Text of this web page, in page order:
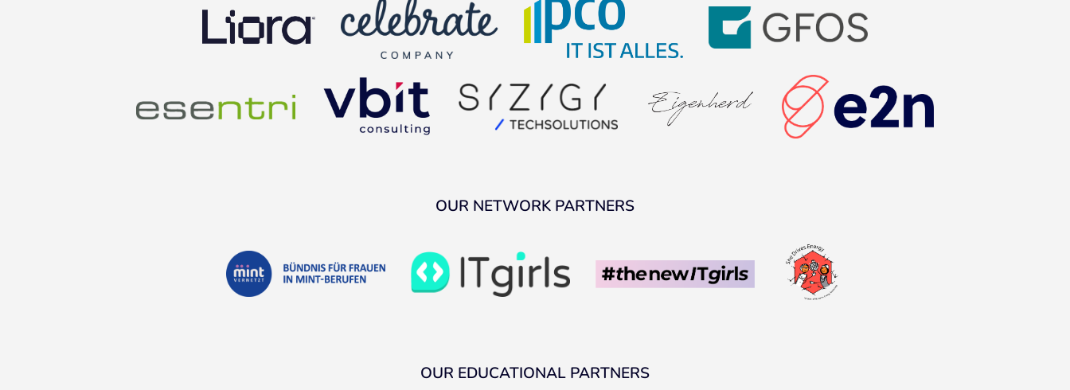
OUR NETWORK PARTNERS
OUR EDUCATIONAL PARTNERS